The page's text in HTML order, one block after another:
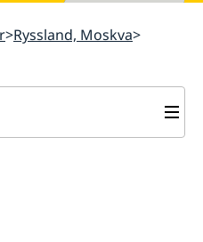
Ryssland, Moskva